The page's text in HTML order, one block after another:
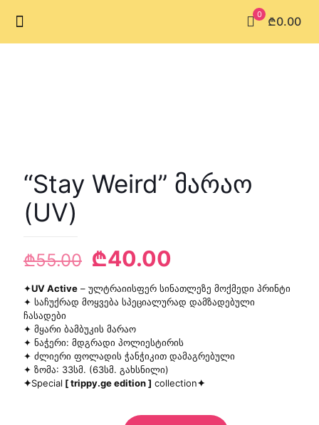
0 ₾0.00
“Stay Weird” მარაო
(UV)
₾55.00 Original
price
was:
₾55.00.
₾40.00
price
is:
✦UV Active – ულტრაიისფერ სინათლეზე მოქმედი პრინტი
✦ საჩუქრად მოყვება სპეციალურად დამზადებული
ჩასადები
✦ მყარი ბამბუკის მარაო
✦ ნაჭერი: მდგრადი პოლიესტირის
✦ ძლიერი ფოლადის ჭანჭიკით დამაგრებული
✦ ზომა: 33სმ. (63სმ. გახსნილი)
✦Special [ trippy.ge edition ] collection✦